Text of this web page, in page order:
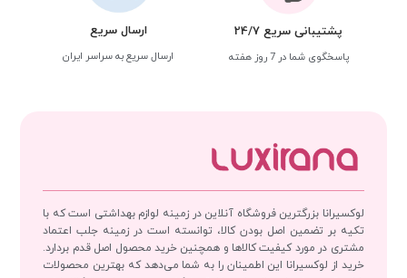
پشتیبانی سریع 24/7
پاسخگوی شما در 7 روز هفته
ارسال سریع
ارسال سریع به سراسر ایران
لوکسیرانا بزرگترین فروشگاه آنلاین در زمینه لوازم بهداشتی است که با
تکیه بر تضمین اصل بودن کالا، توانسته است در زمینه جلب اعتماد
مشتری در مورد کیفیت کالاها و همچنین خرید محصول اصل قدم بردارد.
خرید از لوکسیرانا این اطمینان را به شما می‌دهد که بهترین محصولات